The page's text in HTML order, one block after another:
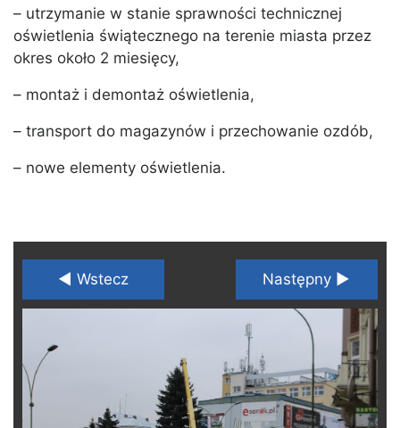
– utrzymanie w stanie sprawności technicznej
oświetlenia świątecznego na terenie miasta przez
okres około 2 miesięcy,
– montaż i demontaż oświetlenia,
– transport do magazynów i przechowanie ozdób,
– nowe elementy oświetlenia.
◄ Wstecz Następny ►